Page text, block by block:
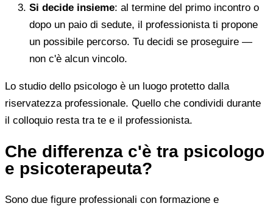
Si decide insieme: al termine del primo incontro o
dopo un paio di sedute, il professionista ti propone
un possibile percorso. Tu decidi se proseguire —
non c'è alcun vincolo.
Lo studio dello psicologo è un luogo protetto dalla
riservatezza professionale. Quello che condividi durante
il colloquio resta tra te e il professionista.
Che differenza c'è tra psicologo
e psicoterapeuta?
Sono due figure professionali con formazione e